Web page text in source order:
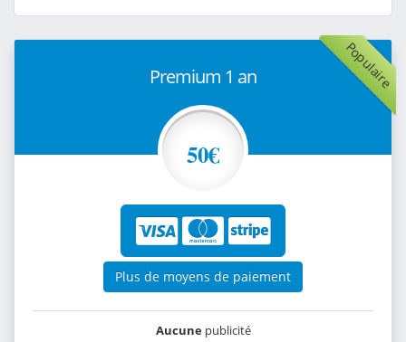
Populaire
Premium 1 an
50€
Plus de moyens de paiement
Aucunepublicité